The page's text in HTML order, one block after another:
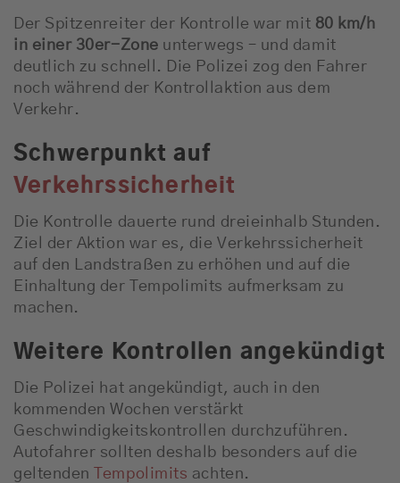
Der Spitzenreiter der Kontrolle war mit 80 km/h
in einer 30er-Zone unterwegs – und damit
deutlich zu schnell. Die Polizei zog den Fahrer
noch während der Kontrollaktion aus dem
Verkehr.
Schwerpunkt auf
Verkehrssicherheit
Die Kontrolle dauerte rund dreieinhalb Stunden.
Ziel der Aktion war es, die Verkehrssicherheit
auf den Landstraßen zu erhöhen und auf die
Einhaltung der Tempolimits aufmerksam zu
machen.
Weitere Kontrollen angekündigt
Die Polizei hat angekündigt, auch in den
kommenden Wochen verstärkt
Geschwindigkeitskontrollen durchzuführen.
Autofahrer sollten deshalb besonders auf die
geltenden
Tempolimits achten.